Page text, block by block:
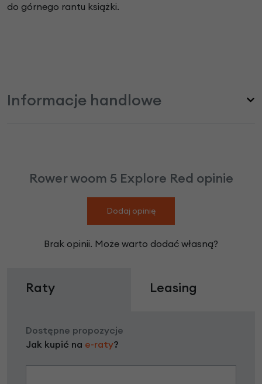
do górnego rantu książki.
Informacje handlowe
Rower woom 5 Explore Red opinie
Dodaj opinię
Brak opinii. Może warto dodać własną?
Raty Leasing
Dostępne propozycje
Jak kupić na e-raty?